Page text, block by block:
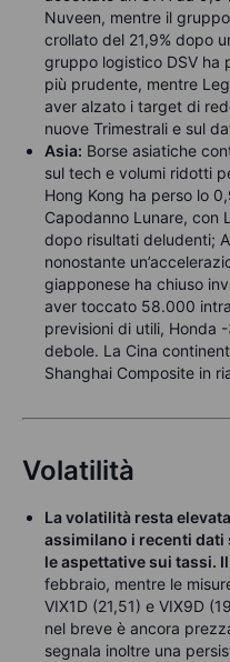
Nuveen, mentre il
crollato del 21,9% dopo
gruppo logistico DSV ha
più prudente, mentre
aver alzato i target di
nuove Trimestrali e sul
Asia: Borse asiatiche
sul tech e volumi ridotti
Hong Kong ha perso lo
Capodanno Lunare, con
dopo risultati deludenti;
nonostante
giapponese ha chiuso
aver toccato 58.000
previsioni di utili, Honda
debole. La Cina
Shanghai Composite in
Volatilità
La volatilità resta
assimilano i recenti dati
le aspettative sui tassi.
febbraio, mentre le
VIX1D (21,51) e VIX9D
nel breve è ancora
segnala inoltre una